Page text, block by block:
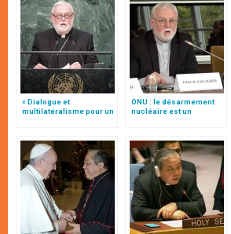
« Dialogue et
multilatéralisme pour un
Gallagher
ONU : le désarmement
nucléaire est un
(traduction complète)